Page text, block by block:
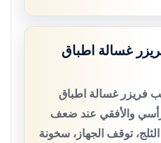
غسالة اطباق
فريزر غسالة اطباق
والأفقي عند ضعف
الثلج، توقف الجهاز، سخونة